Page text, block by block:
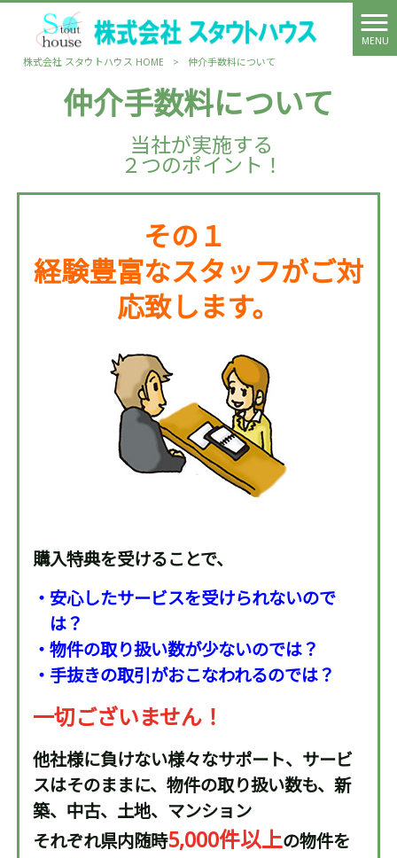
MENU
株式会社 スタウトハウス HOME
> 仲介手数料について
仲介手数料について
当社が実施する
２つのポイント！
その１
経験豊富なスタッフがご対
応致します。
購入特典を受けることで、
・安心したサービスを受けられないので
は？
・物件の取り扱い数が少ないのでは？
・手抜きの取引がおこなわれるのでは？
一切ございません！
他社様に負けない様々なサポート、サービ
スはそのままに、物件の取り扱い数も、新
築、中古、土地、マンション
それぞれ県内随時5,000件以上の物件を